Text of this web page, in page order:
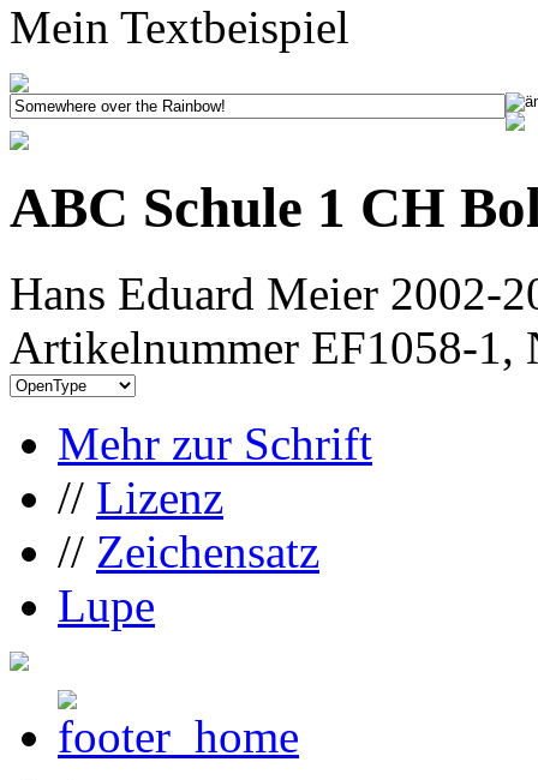
Mein Textbeispiel
ABC Schule 1 CH
Hans Eduard Meier 2002-
Artikelnummer EF1058-1,
Mehr zur Schrift
// Lizenz
// Zeichensatz
Lupe